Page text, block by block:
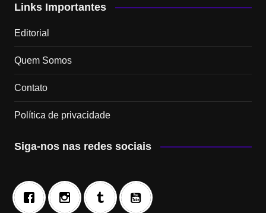
Links Importantes
Editorial
Quem Somos
Contato
Política de privacidade
Siga-nos nas redes sociais